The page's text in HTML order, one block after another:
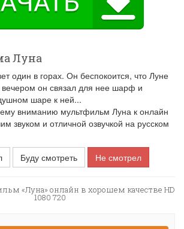
Луна
один в горах. Он беспокоится, что Луне
он связал для нее шарф и
шаре к ней...
вниманию мультфильм Луна к онлайн
звуком и отличной озвучкой на русском
Буду смотреть Не смотрел
«Луна» онлайн в хорошем качестве HD
1080 720